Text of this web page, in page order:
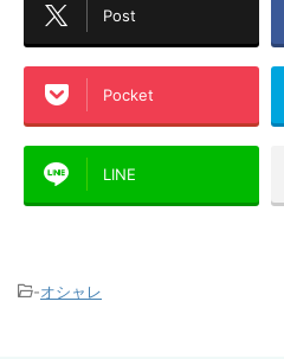
Post
Pocket
LINE
-オシャレ